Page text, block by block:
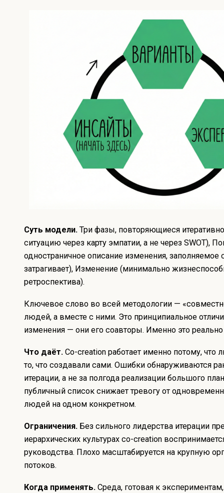
Суть модели. Три фазы, повторяющиеся
ситуацию через карту эмпатии, а не через SWOT),
одностраничное описание изменения, заполняемое
затрагивает), Изменение (минимально
ретроспектива).
Ключевое слово во всей методологии —
людей, а вместе с ними. Это принципиальное
изменения — они его соавторы. Именно это
Что даёт. Co-creation работает именно потому,
то, что создавали сами. Ошибки обнаруживаются
итерации, а не за полгода реализации большого
публичный список снижает тревогу от
людей на одном конкретном.
Ограничения. Без сильного лидерства итерации
иерархических культурах co-creation
руководства. Плохо масштабируется на крупную
потоков.
Когда применять. Среда, готовая к